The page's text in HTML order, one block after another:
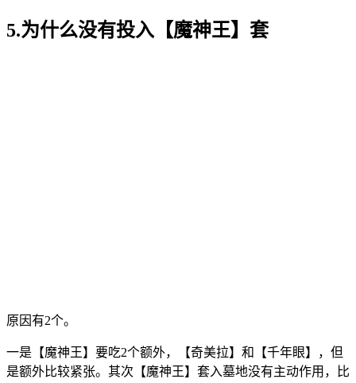
5.为什么没有投入【魔神王】套
原因有2个。
一是【魔神王】要吃2个额外，【奇美拉】和【千年眼】，但
是额外比较紧张。其次【魔神王】套入墓地没有主动作用，比